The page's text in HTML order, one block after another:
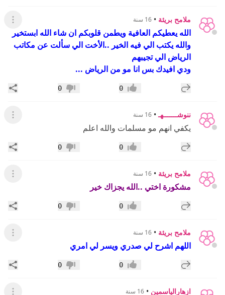
ملامح بريئة • 16 سنة عرض
الله يعطيكم العافية ويطمن قلوبكم ان شاء الله ابستخير
والله يكتب الي فيه الخير ..الأخت الي سألت عن مكاتب
الرياض الي تجيبهم
ودي افيدك بس انا مو من الرياض ...
إضافة رد جديد إعجاب0 عدم إعجاب
0
ننوشـــــــهـ • 16 سنة عرض
يكفي انهم مو مسلمات والله اعلم
إضافة رد جديد إعجاب0 عدم إعجاب
0
ملامح بريئة • 16 سنة عرض
مشكورة اختي ..الله يجزاك خير
إضافة رد جديد إعجاب0 عدم إعجاب
0
ملامح بريئة • 16 سنة عرض
اللهم اشرح لي صدري ويسر لي امري
إضافة رد جديد إعجاب0 عدم إعجاب
0
ازهارالياسمين • 16 سنة